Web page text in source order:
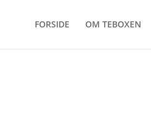
FORSIDE OM TEBOXEN